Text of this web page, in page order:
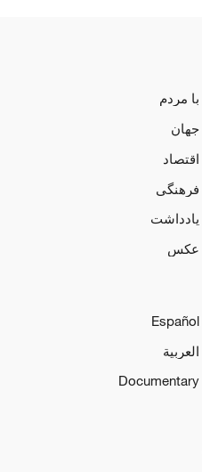
با مردم
جهان
اقتصاد
فرهنگی
یادداشت
عکس
Español
العربية
Documentary